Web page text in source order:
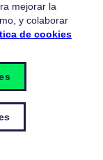
mejorar la
y colaborar
de cookies